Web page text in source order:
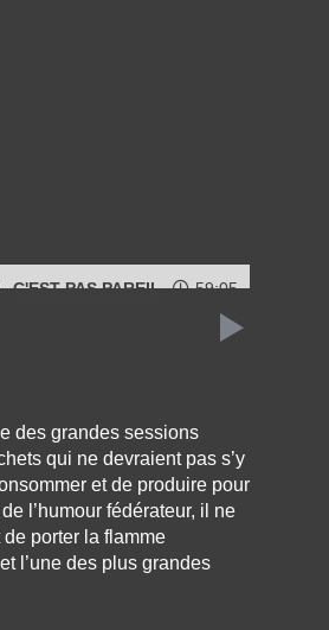
C'EST PAS PAREIL 59:05
des grandes sessions
qui ne devraient pas s’y
et de produire pour
l’humour fédérateur, il ne
porter la flamme
l’une des plus grandes